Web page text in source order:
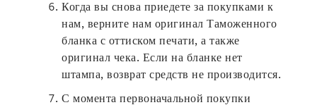
Когда вы снова приедете за покупками к
нам, верните нам оригинал Таможенного
бланка с оттиском печати, а также
оригинал чека. Если на бланке нет
штампа, возврат средств не производится.
С момента первоначальной покупки